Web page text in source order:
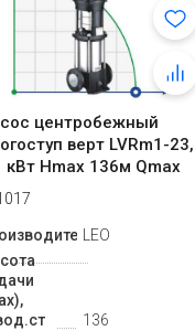
центробежный
верт LVRm1-23,
кВт Hmax 136м Qmax
мин не...
LEO
136